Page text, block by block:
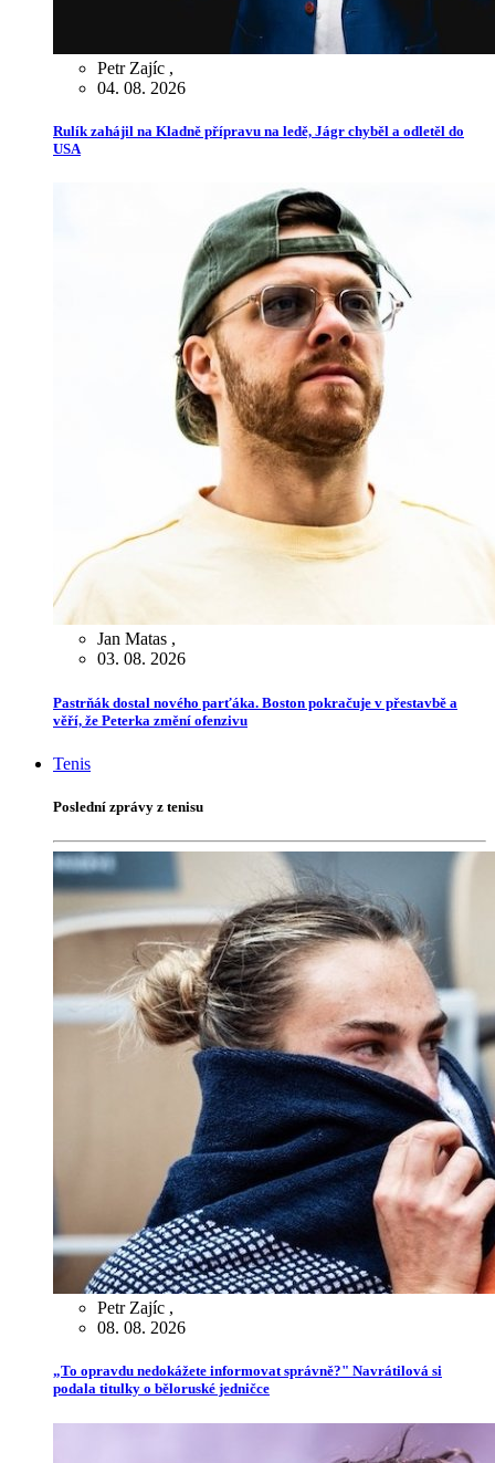
Petr Zajíc ,
04. 08. 2026
Rulík zahájil na Kladně přípravu na ledě, Jágr chyběl a odletěl do
USA
Jan Matas ,
03. 08. 2026
Pastrňák dostal nového parťáka. Boston pokračuje v přestavbě a
věří, že Peterka změní ofenzivu
Tenis
Poslední zprávy z tenisu
Petr Zajíc ,
08. 08. 2026
„To opravdu nedokážete informovat správně?" Navrátilová si
podala titulky o běloruské jedničce